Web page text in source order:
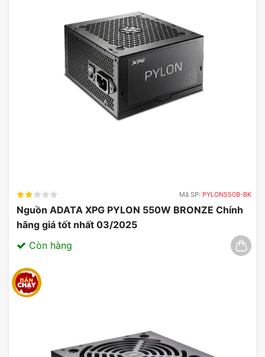
Mã SP: PYLON550B-BK
Nguồn ADATA XPG PYLON 550W BRONZE Chính
hãng giá tốt nhất 03/2025
Còn hàng